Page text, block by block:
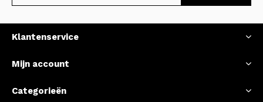
Klantenservice
Mijn account
Categorieën